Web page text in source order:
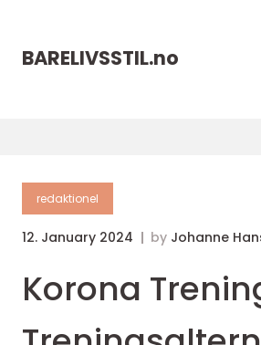
BARELIVSSTIL.no
redaktionel
12. January 2024 by Johanne
Korona